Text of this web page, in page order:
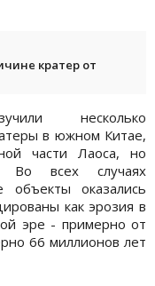
кратер от
несколько
в южном Китае,
части Лаоса, но
Во всех случаях
объекты оказались
как эрозия в
эре - примерно от
66 миллионов лет